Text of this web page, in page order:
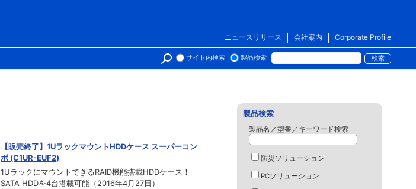
Corporate Profile
会社案内
ニュースリリース
サイト内検索 製品検索
【販売終了】1UラックマウントHDDケース スーパーコン
ボ (C1UR-EUF2)
1UラックにマウントできるRAID機能搭載HDDケース！
SATA HDDを4台搭載可能（2016年4月27日）
製品検索
製品名／型番／キーワード検索
防災ソリューション
PCソリューション